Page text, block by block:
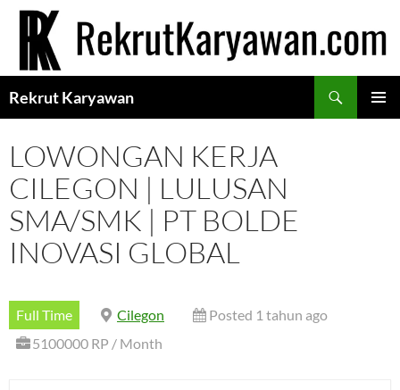
Langsung
Rekrut Karyawan
LOWONGAN KERJA
CILEGON | LULUSAN
SMA/SMK | PT BOLDE
INOVASI GLOBAL
Full Time Cilegon
Posted 1 tahun ago
5100000 RP / Month